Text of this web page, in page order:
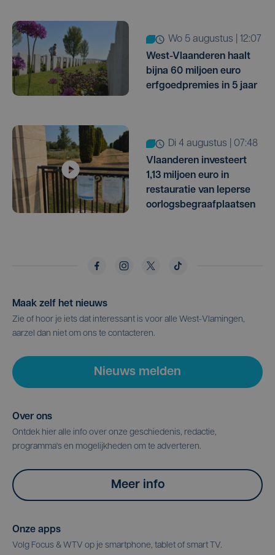
wo 5 augustus | 12:07
West-Vlaanderen haalt
bijna 60 miljoen euro
erfgoedpremies in 5 jaar
di 4 augustus | 07:48
Vlaanderen investeert
1,13 miljoen euro in
restauratie van Ieperse
oorlogsbegraafplaatsen
Maak zelf het nieuws
Zie of hoor je iets dat interessant is voor alle West-Vlamingen,
aarzel dan niet om ons te contacteren.
Nieuws melden
Over ons
Ontdek hier alle info over onze geschiedenis, redactie,
programma's en mogelijkheden om te adverteren.
Meer info
Onze apps
Volg Focus & WTV op je smartphone, tablet of smart TV.